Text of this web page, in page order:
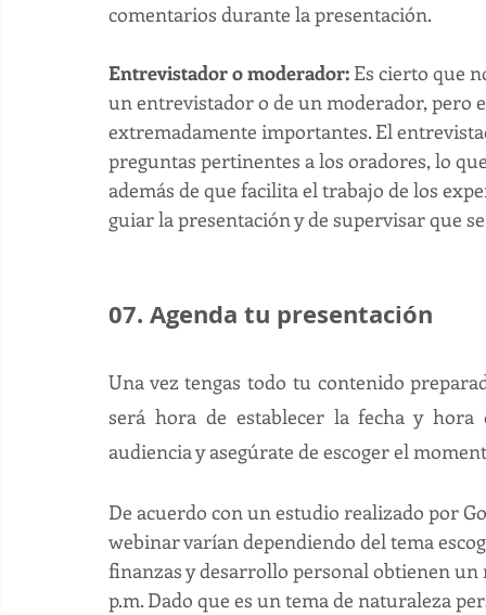
comentarios durante la presentación.
Entrevistador o moderador: Es cierto que
un entrevistador o de un moderador, pero
extremadamente importantes. El
preguntas pertinentes a los oradores, lo
además de que facilita el trabajo de los
guiar la presentación y de supervisar que
07. Agenda tu presentación
Una vez tengas todo tu contenido
será hora de establecer la fecha y
audiencia y asegúrate de escoger el
De acuerdo con un estudio realizado por
webinar varían dependiendo del tema
finanzas y desarrollo personal obtienen un
p.m. Dado que es un tema de naturaleza